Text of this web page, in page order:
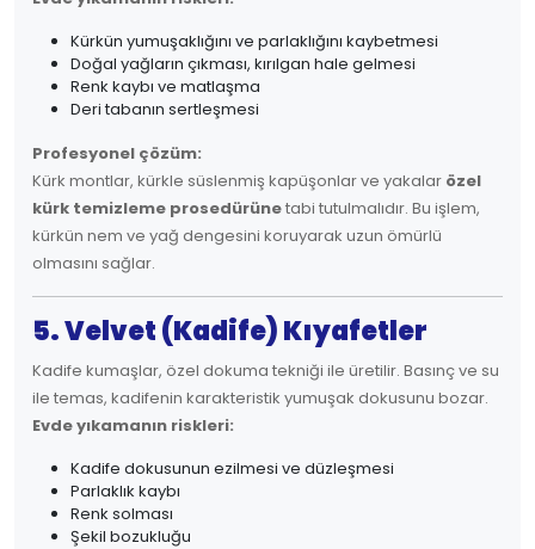
Kürkün yumuşaklığını ve parlaklığını kaybetmesi
Doğal yağların çıkması, kırılgan hale gelmesi
Renk kaybı ve matlaşma
Deri tabanın sertleşmesi
Profesyonel çözüm:
Kürk montlar, kürkle süslenmiş kapüşonlar ve yakalar özel
kürk temizleme prosedürünetabi tutulmalıdır. Bu işlem,
kürkün nem ve yağ dengesini koruyarak uzun ömürlü
olmasını sağlar.
5. Velvet (Kadife) Kıyafetler
Kadife kumaşlar, özel dokuma tekniği ile üretilir. Basınç ve su
ile temas, kadifenin karakteristik yumuşak dokusunu bozar.
Evde yıkamanın riskleri:
Kadife dokusunun ezilmesi ve düzleşmesi
Parlaklık kaybı
Renk solması
Şekil bozukluğu